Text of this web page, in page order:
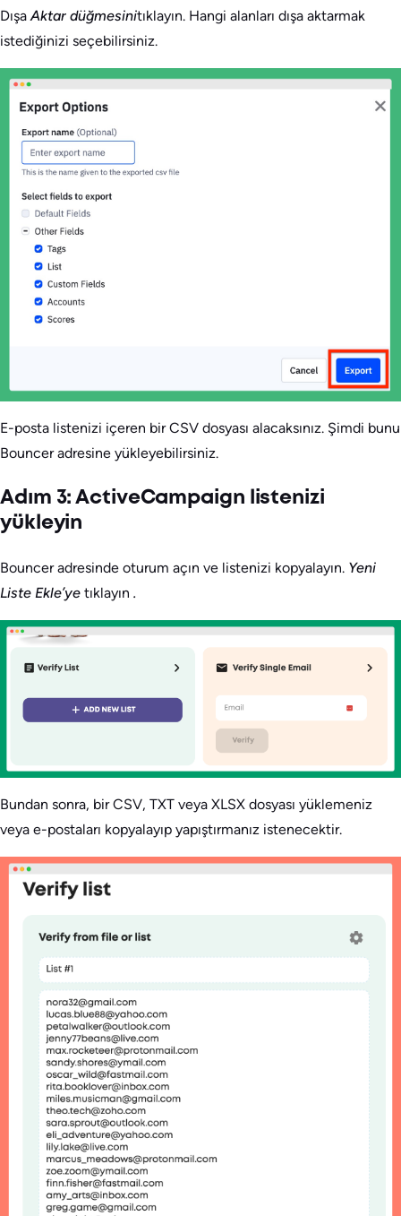
DışaAktar düğmesinitıklayın. Hangi alanları dışa aktarmak
istediğinizi seçebilirsiniz.
E-posta listenizi içeren bir CSV dosyası alacaksınız. Şimdi bunu
Bouncer adresine yükleyebilirsiniz.
Adım 3: ActiveCampaign listenizi
yükleyin
Bouncer adresinde oturum açın ve listenizi kopyalayın. Yeni
Liste Ekle’ye tıklayın .
Bundan sonra, bir CSV, TXT veya XLSX dosyası yüklemeniz
veya e-postaları kopyalayıp yapıştırmanız istenecektir.